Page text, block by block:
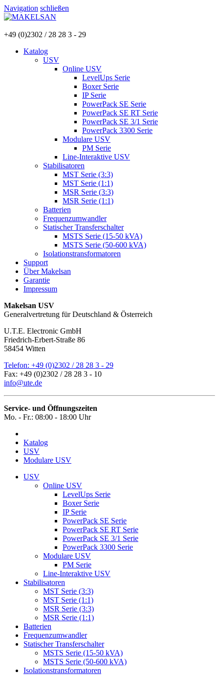
Navigation schließen
+49 (0)2302 / 28 28 3 - 29
Katalog
USV
Online USV
LevelUps Serie
Boxer Serie
IP Serie
PowerPack SE Serie
PowerPack SE RT Serie
PowerPack SE 3/1 Serie
PowerPack 3300 Serie
Modulare USV
PM Serie
Line-Interaktive USV
Stabilisatoren
MST Serie (3:3)
MST Serie (1:1)
MSR Serie (3:3)
MSR Serie (1:1)
Batterien
Frequenzumwandler
Statischer Transferschalter
MSTS Serie (15-50 kVA)
MSTS Serie (50-600 kVA)
Isolationstransformatoren
Support
Über Makelsan
Garantie
Impressum
Makelsan USV
Generalvertretung für Deutschland & Österreich
U.T.E. Electronic GmbH
Friedrich-Erbert-Straße 86
58454 Witten
Telefon: +49 (0)2302 / 28 28 3 - 29
Fax: +49 (0)2302 / 28 28 3 - 10
info@ute.de
Service- und Öffnungszeiten
Mo. - Fr.: 08:00 - 18:00 Uhr
Katalog
USV
Modulare USV
USV
Online USV
LevelUps Serie
Boxer Serie
IP Serie
PowerPack SE Serie
PowerPack SE RT Serie
PowerPack SE 3/1 Serie
PowerPack 3300 Serie
Modulare USV
PM Serie
Line-Interaktive USV
Stabilisatoren
MST Serie (3:3)
MST Serie (1:1)
MSR Serie (3:3)
MSR Serie (1:1)
Batterien
Frequenzumwandler
Statischer Transferschalter
MSTS Serie (15-50 kVA)
MSTS Serie (50-600 kVA)
Isolationstransformatoren